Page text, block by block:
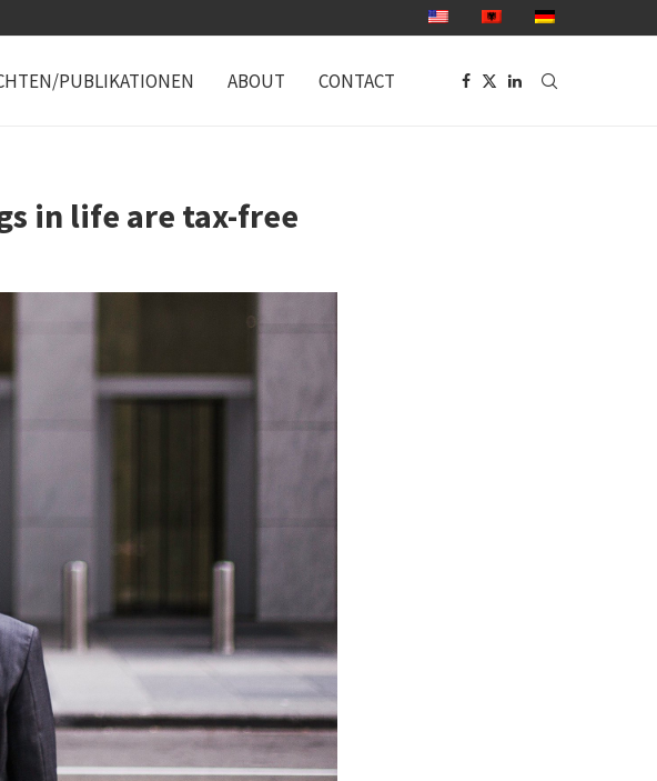
PUBLIKATIONEN ABOUT CONTACT
in life are tax-free